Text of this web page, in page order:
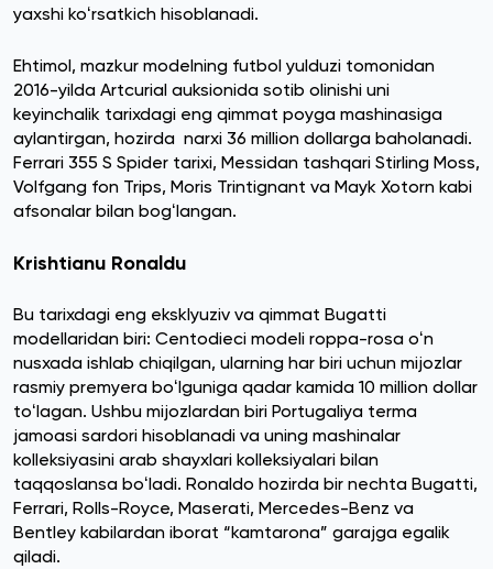
yaxshi koʻrsatkich hisoblanadi.
Ehtimol, mazkur modelning futbol yulduzi tomonidan
2016-yilda Artcurial auksionida sotib olinishi uni
keyinchalik tarixdagi eng qimmat poyga mashinasiga
aylantirgan, hozirda narxi 36 million dollarga baholanadi.
Ferrari 355 S Spider tarixi, Messidan tashqari Stirling Moss,
Volfgang fon Trips, Moris Trintignant va Mayk Xotorn kabi
afsonalar bilan bogʻlangan.
Krishtianu Ronaldu
Bu tarixdagi eng eksklyuziv va qimmat Bugatti
modellaridan biri: Centodieci modeli roppa-rosa oʻn
nusxada ishlab chiqilgan, ularning har biri uchun mijozlar
rasmiy premyera boʻlguniga qadar kamida 10 million dollar
toʻlagan. Ushbu mijozlardan biri Portugaliya terma
jamoasi sardori hisoblanadi va uning mashinalar
kolleksiyasini arab shayxlari kolleksiyalari bilan
taqqoslansa boʻladi. Ronaldo hozirda bir nechta Bugatti,
Ferrari, Rolls-Royce, Maserati, Mercedes-Benz va
Bentley kabilardan iborat “kamtarona” garajga egalik
qiladi.